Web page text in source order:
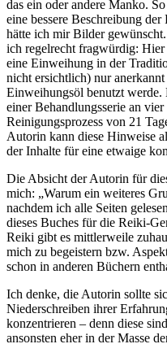
das ein oder andere ­Manko.
eine bessere Beschreibung
hätte ich mir Bilder
ich regelrecht fragwürdig:
eine Einweihung in der
nicht ersichtlich) nur
Einweihungsöl benutzt werde.
einer Behandlungsserie an
Reinigungsprozess von 21
Autorin kann diese Hinweise
der Inhalte für eine etwaige
Die Absicht der Autorin für
mich: „Warum ein weiteres
nachdem ich alle Seiten
dieses Buches für die Reiki-
Reiki gibt es mittlerweile
mich zu begeis­tern bzw.
schon in anderen Büchern
Ich denke, die Autorin sollte
Niederschreiben ihrer
konzentrieren – denn diese
ansonsten eher in der Masse